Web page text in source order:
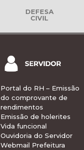
DEFESA
CIVIL
Portal do RH – Emissão
do comprovante de
rendimentos
Emissão de holerites
Vida funcional
Ouvidoria do Servidor
Webmail Prefeitura